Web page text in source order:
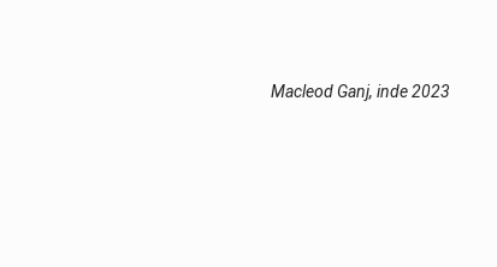
Macleod Ganj, inde 2023